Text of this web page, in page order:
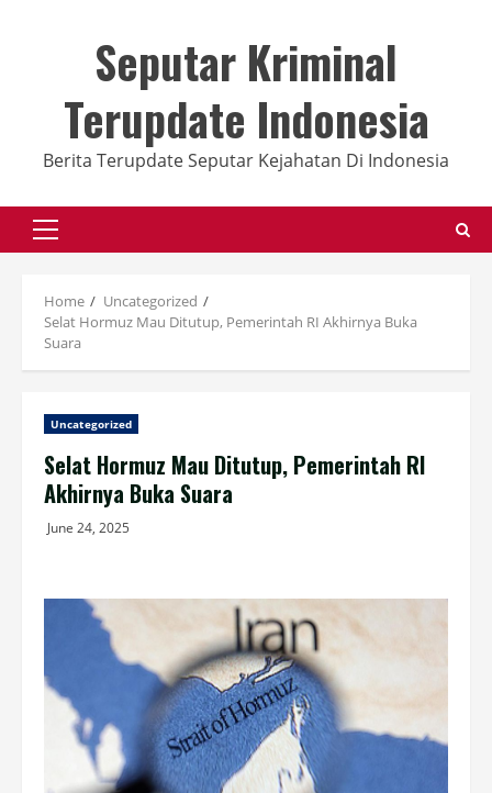
Seputar Kriminal
Terupdate Indonesia
Berita Terupdate Seputar Kejahatan Di Indonesia
Primary
Home
Uncategorized
Selat Hormuz Mau Ditutup, Pemerintah RI Akhirnya Buka
Suara
Uncategorized
Selat Hormuz Mau Ditutup, Pemerintah RI
Akhirnya Buka Suara
June 24, 2025